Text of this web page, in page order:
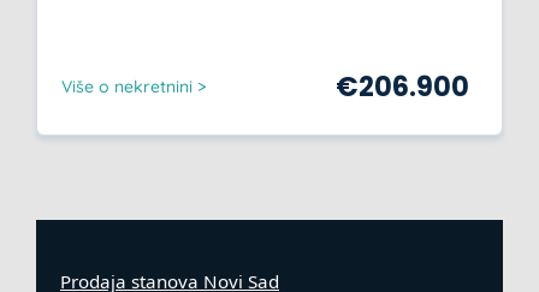
Više o nekretnini > €206.900
Prodaja stanova Novi Sad